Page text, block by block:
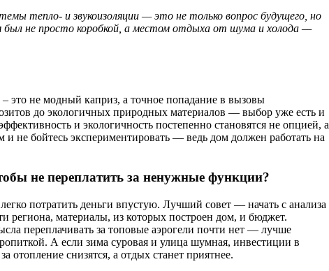
тепло- и звукоизоляции — это не только вопрос будущего, но
был не просто коробкой, а местом отдыха от шума и холода —
это не модный каприз, а точное попадание в вызовы
до экологичных природных материалов — выбор уже есть и
и экологичность постепенно становятся не опцией, а
не бойтесь экспериментировать — ведь дом должен работать на
не переплатить за ненужные функции?
потратить деньги впустую. Лучший совет — начать с анализа
региона, материалы, из которых построен дом, и бюджет.
переплачивать за топовые аэрогели почти нет — лучше
А если зима суровая и улица шумная, инвестиции в
снизятся, а отдых станет приятнее.